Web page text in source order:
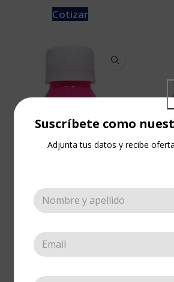
Suscríbete como
Adjunta tus datos y recibe
Cotizar
Cereza 1 onza
Pinturas
Cotizar